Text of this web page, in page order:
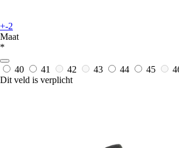
+-2
Maat
*
40 41 42 43 44 45
Dit veld is verplicht